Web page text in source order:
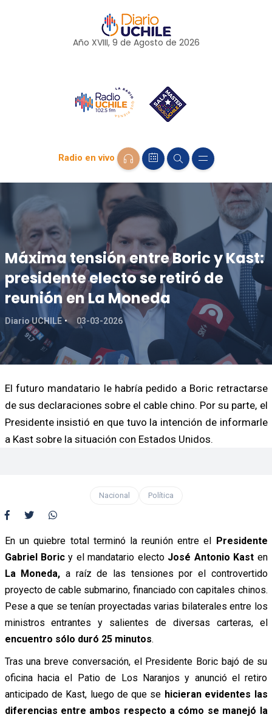
Año XVIII, 9 de Agosto de 2026
Radio en vivo
Máxima tensión entre Boric y Kast:
presidente electo se retiró de
reunión en La Moneda
Diario UCHILE 03-03-2026
El futuro mandatario le habría pedido a Boric retractarse
de sus declaraciones sobre el cable chino. Por su parte, el
Presidente insistió en que tuvo la intención de informarle
a Kast sobre la situación con Estados Unidos.
Nacional Política
En un quiebre total terminó la reunión entre el Presidente
Gabriel Boricy el mandatario electoJosé Antonio Kast en
La Moneda, a raíz de las tensiones por el controvertido
proyecto de cable submarino, financiado con capitales chinos.
Pese a que se tenían proyectadas varias bilaterales entre los
ministros entrantes y salientes de diversas carteras, el
encuentro sólo duró 25 minutos.
Tras una breve conversación, el Presidente Boric bajó de su
oficina hacia el Patio de Los Naranjos y anunció el retiro
anticipado de Kast, luego de que se hicieran evidentes las
diferencias entre ambos respecto a cómo se manejó la